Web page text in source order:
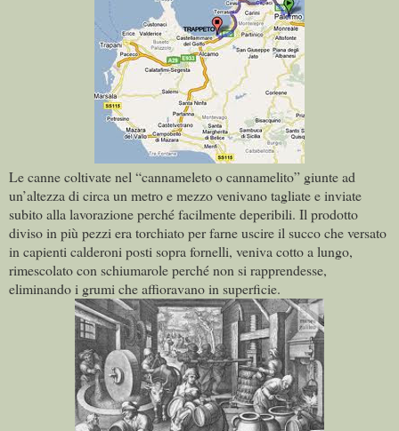
Le canne coltivate nel “cannameleto o cannamelito” giunte ad
un’altezza di circa un metro e mezzo venivano tagliate e inviate
subito alla lavorazione perché facilmente deperibili. Il prodotto
diviso in più pezzi era torchiato per farne uscire il succo che versato
in capienti calderoni posti sopra fornelli, veniva cotto a lungo,
rimescolato con schiumarole perché non si rapprendesse,
eliminando i grumi che affioravano in superficie.